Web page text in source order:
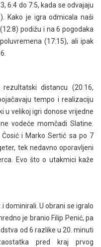
6:4 do 7:5, kada se odvajaju
Kako je igra odmicala naši
podižu i na 6 pogodaka
(17:15), ali ipak
distancu (20:16,
tempo i realizaciju
u velikoj igri donose vrijedne
vodeće momčadi Slatine.
i Marko Sertić sa po 7
tek nedavno oporavljeni
Evo što o utakmici kaže
dominirali. U obrani se igralo
je branio Filip Penić, pa
od 6 razlike u 20. minuti
pred kraj prvog